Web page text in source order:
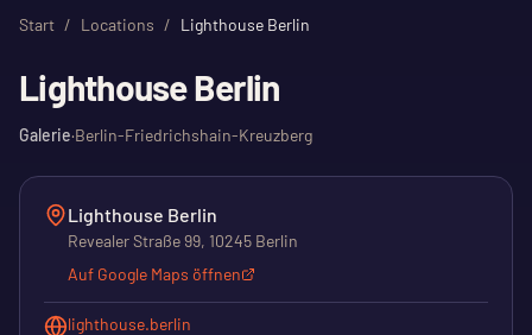
Start / Locations / Lighthouse Berlin
Lighthouse Berlin
Galerie·Berlin-Friedrichshain-Kreuzberg
Lighthouse Berlin
Revealer Straße 99, 10245 Berlin
Auf Google Maps öffnen
lighthouse.berlin